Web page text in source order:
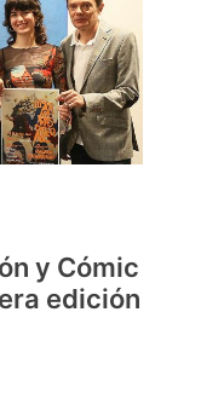
y Cómic
edición